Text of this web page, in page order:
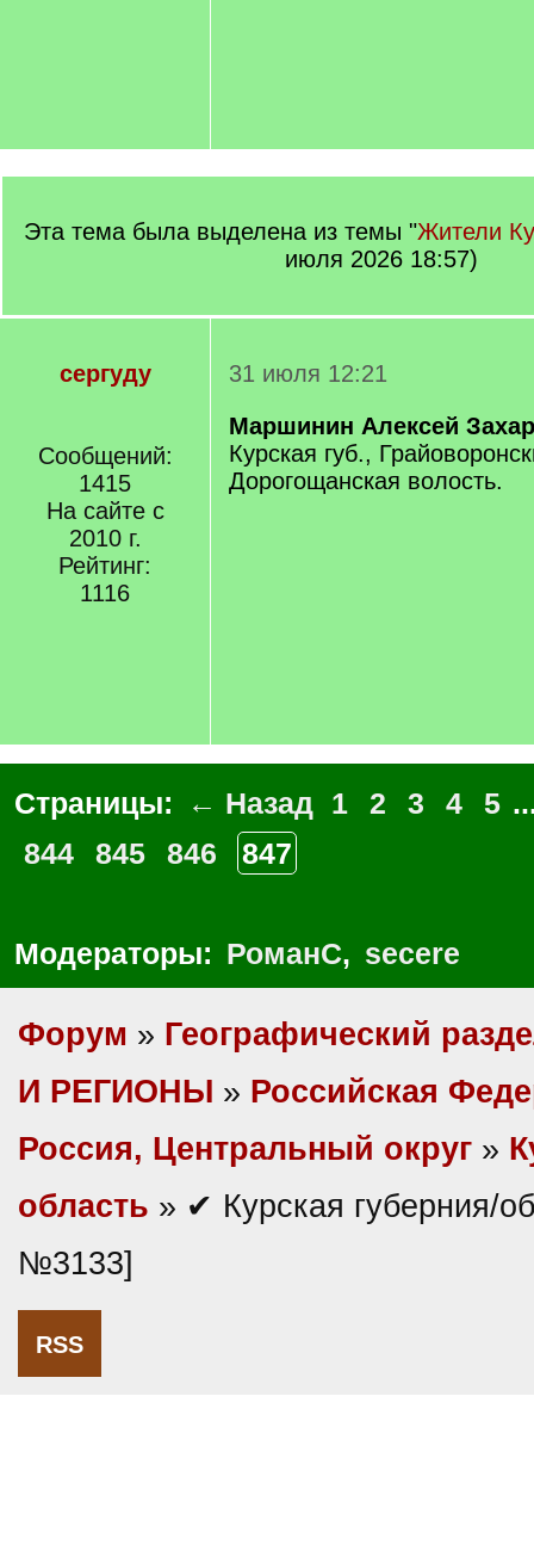
Эта тема была выделена из темы "Жители
июля 2026 18:57)
сергуду
Сообщений:
1415
На сайте с
2010 г.
Рейтинг:
1116
31 июля 12:21
Маршинин Алексей
Курская губ.,
Дорогощанская волость.
Страницы: ← Назад 1 2 3 4 5
844
845 846 847
Модераторы: РоманС, secere
Форум » Географический
И РЕГИОНЫ » Российская
Россия, Центральный округ »
область » ✔ Курская губерния/
№3133]
RSS